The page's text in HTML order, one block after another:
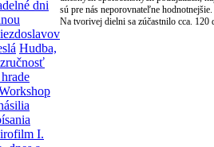
dni
Hudba,
I.
sú pre nás neporovnateľne hodnotnejšie.
Na tvorivej dielni sa zúčastnilo cca.